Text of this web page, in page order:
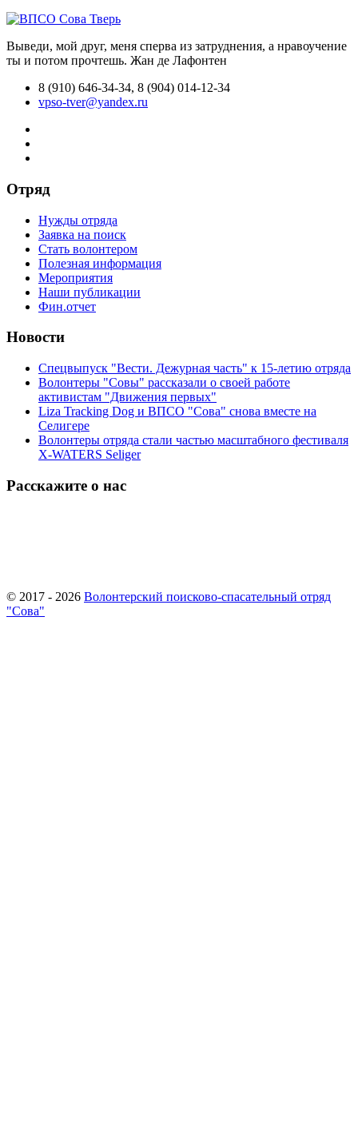
Выведи, мой друг, меня сперва из затруднения, а нравоучение
ты и потом прочтешь. Жан де Лафонтен
8 (910) 646-34-34, 8 (904) 014-12-34
vpso-tver@yandex.ru
Отряд
Нужды отряда
Заявка на поиск
Стать волонтером
Полезная информация
Мероприятия
Наши публикации
Фин.отчет
Новости
Спецвыпуск "Вести. Дежурная часть" к 15-летию отряда
Волонтеры "Совы" рассказали о своей работе
активистам "Движения первых"
Liza Tracking Dog и ВПСО "Сова" снова вместе на
Селигере
Волонтеры отряда стали частью масштабного фестиваля
X-WATERS Seliger
Расскажите о нас
© 2017 - 2026 Волонтерский поисково-спасательный отряд
"Сова"